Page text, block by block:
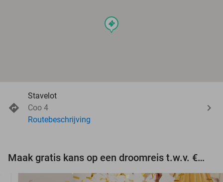
events
Stavelot
Coo 4
Routebeschrijving
Maak gratis kans op een droomreis t.w.v. €3.000!